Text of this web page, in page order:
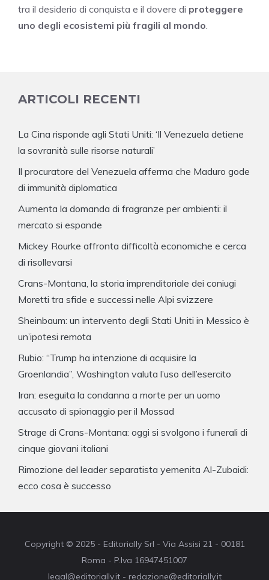
tra il desiderio di conquista e il dovere di proteggere
uno degli ecosistemi più fragili al mondo.
ARTICOLI RECENTI
La Cina risponde agli Stati Uniti: ‘Il Venezuela detiene
la sovranità sulle risorse naturali’
Il procuratore del Venezuela afferma che Maduro gode
di immunità diplomatica
Aumenta la domanda di fragranze per ambienti: il
mercato si espande
Mickey Rourke affronta difficoltà economiche e cerca
di risollevarsi
Crans-Montana, la storia imprenditoriale dei coniugi
Moretti tra sfide e successi nelle Alpi svizzere
Sheinbaum: un intervento degli Stati Uniti in Messico è
un’ipotesi remota
Rubio: “Trump ha intenzione di acquisire la
Groenlandia”, Washington valuta l’uso dell’esercito
Iran: eseguita la condanna a morte per un uomo
accusato di spionaggio per il Mossad
Strage di Crans-Montana: oggi si svolgono i funerali di
cinque giovani italiani
Rimozione del leader separatista yemenita Al-Zubaidi:
ecco cosa è successo
Copyright © 2025 - Editorially Srl - Via Assisi 21 - 00181
Roma - P.Iva 16947451007
legal@editorially.it - redazione@editorially.it